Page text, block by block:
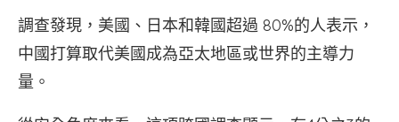
調查發現，美國、日本和韓國超過 80%的人表示，
中國打算取代美國成為亞太地區或世界的主導力
量。